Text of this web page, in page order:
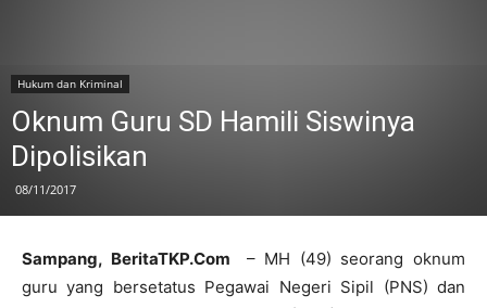
Hukum dan Kriminal
Oknum Guru SD Hamili Siswinya
Dipolisikan
08/11/2017
Sampang, BeritaTKP.Com – MH (49) seorang oknum
guru yang bersetatus Pegawai Negeri Sipil (PNS) dan